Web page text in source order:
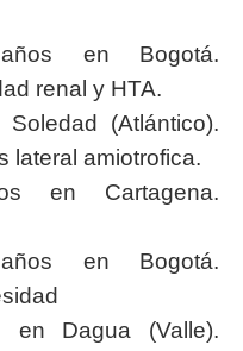
en Bogotá.
renal y HTA.
(Atlántico).
lateral amiotrofica.
en Cartagena.
en Bogotá.
Dagua (Valle).